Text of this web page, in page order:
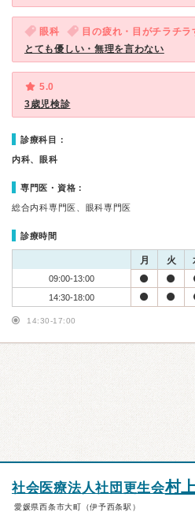
眼科 目の疲れ・目がチラチラ
とても優しい・無理を言わない
5.0
3歳児検診
診療科目：
内科、眼科
専門医・資格：
総合内科専門医、眼科専門医
診療時間
月 火
09:00-13:00
14:30-18:00
14:30-17:00
社会医療法人社団更生会村
愛媛県西条市大町（伊予西条駅）